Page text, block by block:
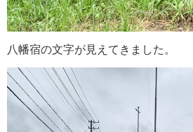
八幡宿の文字が見えてきました。